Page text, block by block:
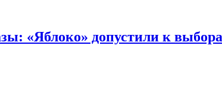
«Яблоко» допустили к